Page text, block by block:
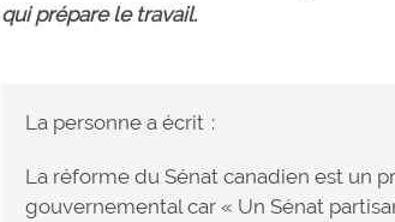
qui prépare le travail.
La personne a écrit :
La réforme du Sénat canadien est un
gouvernemental car « Un Sénat